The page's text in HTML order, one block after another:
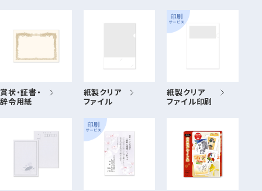
賞状・証書・
辞令用紙
紙製クリア
ファイル
紙製クリア
ファイル印刷